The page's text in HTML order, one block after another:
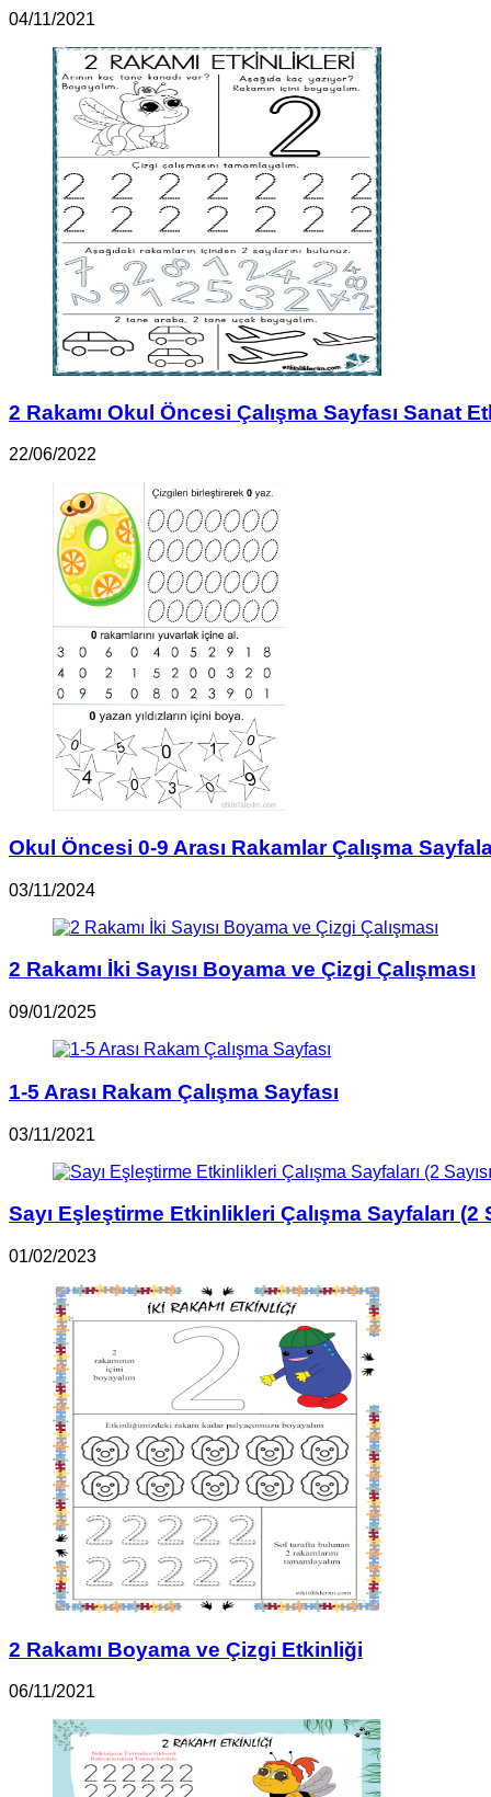
04/11/2021
2 Rakamı Okul Öncesi Çalışma Sayfası Sanat
22/06/2022
Okul Öncesi 0-9 Arası Rakamlar Çalışma
03/11/2024
2 Rakamı İki Sayısı Boyama ve Çizgi Çalışması
09/01/2025
1-5 Arası Rakam Çalışma Sayfası
03/11/2021
Sayı Eşleştirme Etkinlikleri Çalışma Sayfaları (2
01/02/2023
2 Rakamı Boyama ve Çizgi Etkinliği
06/11/2021